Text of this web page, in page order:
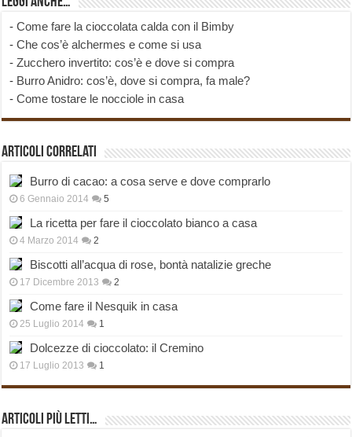
-Come fare la cioccolata calda con il Bimby
-Che cos’è alchermes e come si usa
-Zucchero invertito: cos’è e dove si compra
- Burro Anidro: cos’è, dove si compra, fa male?
-Come tostare le nocciole in casa
Articoli correlati
Burro di cacao: a cosa serve e dove comprarlo
6 Gennaio 2014 5
La ricetta per fare il cioccolato bianco a casa
4 Marzo 2014 2
Biscotti all’acqua di rose, bontà natalizie greche
17 Dicembre 2013 2
Come fare il Nesquik in casa
25 Luglio 2014 1
Dolcezze di cioccolato: il Cremino
17 Luglio 2013 1
Articoli più Letti…